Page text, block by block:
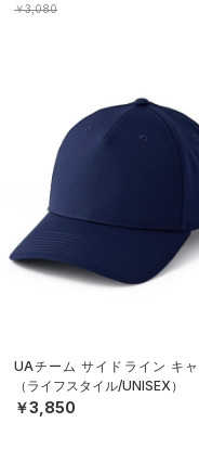
￥3,080
UAチーム サイドライン キ
（ライフスタイル/UNISEX）
￥3,850